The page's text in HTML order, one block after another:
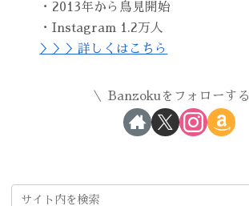
・2013年から鳥見開始
・Instagram 1.2万人
＞＞＞詳しくはこちら
Banzokuをフォローする